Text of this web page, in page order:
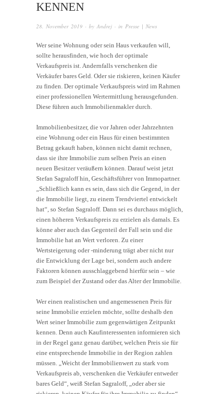
ENNEN
28. November 2019 · by Andrej · in Presse | News
Wer seine Wohnung oder sein Haus verkaufen will,
sollte herausfinden, wie hoch der optimale
Verkaufspreis ist. Andernfalls verschenken die
Verkäufer bares Geld. Oder sie riskieren, keinen Käufer
zu finden. Der optimale Verkaufspreis wird im Rahmen
einer professionellen Wertermittlung herausgefunden.
Diese führen auch Immobilienmakler durch.
Immobilienbesitzer, die vor Jahren oder Jahrzehnten
eine Wohnung oder ein Haus für einen bestimmten
Betrag gekauft haben, können nicht damit rechnen,
dass sie ihre Immobilie zum selben Preis an einen
neuen Besitzer veräußern können. Darauf weist jetzt
Stefan Sagraloff hin, Geschäftsführer von Immopartner.
„Schließlich kann es sein, dass sich die Gegend, in der
die Immobilie liegt, zu einem Trendviertel entwickelt
hat“, so Stefan Sagraloff. Dann sei es durchaus möglich,
einen höheren Verkaufspreis zu erzielen als damals. Es
könne aber auch das Gegenteil der Fall sein und die
Immobilie hat an Wert verloren. Zu einer
Wertsteigerung oder -minderung trägt aber nicht nur
die Entwicklung der Lage bei, sondern auch andere
Faktoren können ausschlaggebend hierfür sein – wie
zum Beispiel der Zustand oder das Alter der Immobilie.
Wer einen realistischen und angemessenen Preis für
seine Immobilie erzielen möchte, sollte deshalb den
Wert seiner Immobilie zum gegenwärtigen Zeitpunkt
kennen. Denn auch Kaufinteressenten informieren sich
in der Regel ganz genau darüber, welchen Preis sie für
eine entsprechende Immobilie in der Region zahlen
müssen. „Weicht der Immobilienwert zu stark vom
Verkaufspreis ab, verschenken die Verkäufer entweder
bares Geld“, weiß Stefan Sagraloff, „oder aber sie